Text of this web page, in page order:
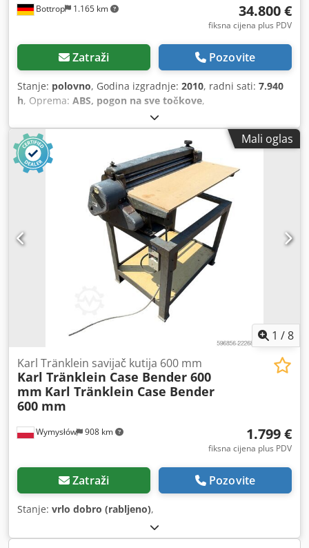
Bottrop 1.165 km 34.800 €
fiksna cijena plus PDV
Zatraži Pozovite
Stanje: polovno, Godina izgradnje: 2010, radni sati: 7.940
h, Oprema: ABS, pogon na sve točkove,
Mali oglas
1 /8
Wymysłów 908 km
Karl Tränklein savijač kutija 600 mm
Karl Tränklein Case Bender 600
mm Karl Tränklein Case Bender
600 mm
1.799 €
fiksna cijena plus PDV
Zatraži Pozovite
Stanje: vrlo dobro (rabljeno),